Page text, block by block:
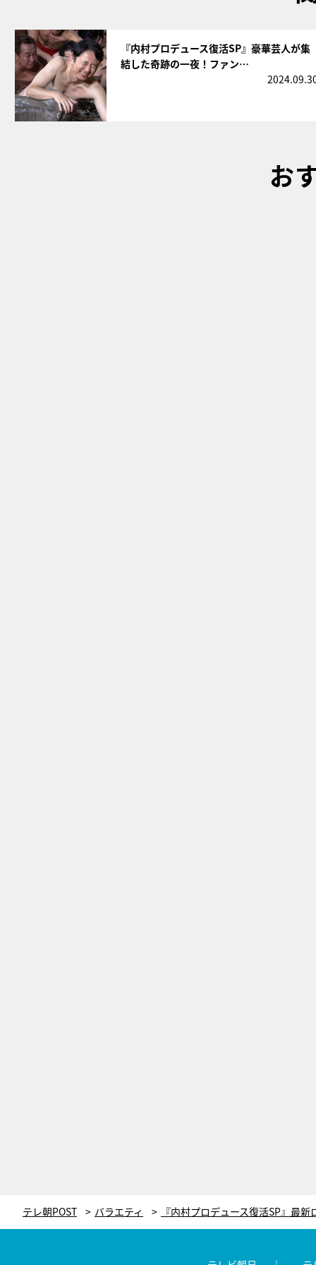
『内村プロデュース復活SP』豪華芸人が集
結した奇跡の一夜！ファン…
お
テレ朝POST バラエティ